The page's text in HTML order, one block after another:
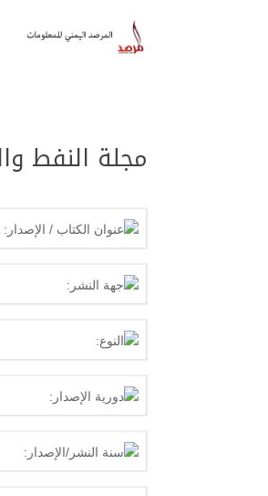
مجلة النفط والمعادن
عنوان الكتاب / الإصدار:
جهة النشر:
النوع:
دورية الإصدار:
سنة النشر/الإصدار: